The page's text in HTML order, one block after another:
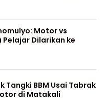
Motor vs
Pelajar Dilarikan ke
Tangki BBM Usai Tabrak
di Matakali